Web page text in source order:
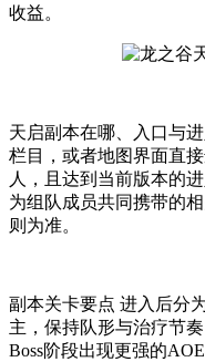
收益。
天启副本在哪、入口与
栏目，或者地图界面直
人，且达到当前版本的
为组队成员共同携带的
则为准。
副本关卡要点 进入后分
主，保持队形与治疗节
Boss阶段出现更强的